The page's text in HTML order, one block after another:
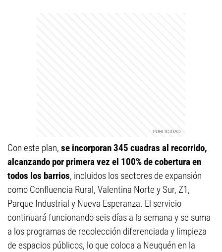
Con este plan, se incorporan 345 cuadras al recorrido,
alcanzando por primera vez el 100% de cobertura en
todos los barrios, incluidos los sectores de expansión
como Confluencia Rural, Valentina Norte y Sur, Z1,
Parque Industrial y Nueva Esperanza. El servicio
continuará funcionando seis días a la semana y se suma
a los programas de recolección diferenciada y limpieza
de espacios públicos, lo que coloca a Neuquén en la